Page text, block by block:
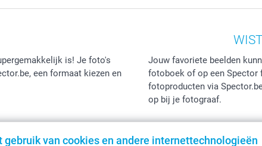
gebruik van cookies en andere internettechnologieën
is! Je foto's
een formaat kiezen en
Jouw favoriete beelden
fotoboek of op een Spector
fotoproducten via
op bij je fotograaf.